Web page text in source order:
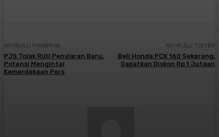
ARTIKULLI PARAPRAK
PJS Tolak RUU Penyiaran Baru,
Potensi Mengintai
Kemerdekaan Pers
ARTIKULLI TJETËR
Beli Honda PCX 160 Sekarang,
Dapatkan Diskon Rp 1 Jutaan